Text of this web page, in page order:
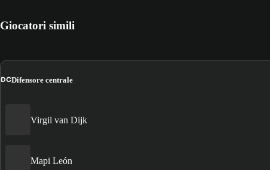
Giocatori simili
DCDifensore centrale
Virgil van Dijk
Mapi León